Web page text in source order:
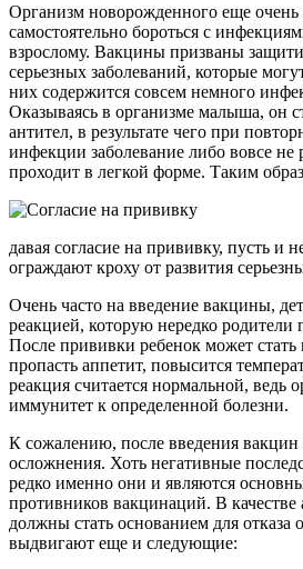
Организм новорожденного еще очень
самостоятельно бороться с
взрослому. Вакцины призваны
серьезных заболеваний, которые
них содержится совсем немного
Оказываясь в организме малыша, он
антител, в результате чего при
инфекции заболевание либо вовсе не
проходит в легкой форме. Таким
давая согласие на прививку, пусть и
ограждают кроху от развития
Очень часто на введение вакцины,
реакцией, которую нередко
После прививки ребенок может
пропасть аппетит, повысится
реакция считается нормальной, ведь
иммунитет к определенной болезни.
К сожалению, после введения
осложнения. Хоть негативные
редко именно они и являются
противников вакцинаций. В качестве
должны стать основанием для отказа
выдвигают еще и следующие: